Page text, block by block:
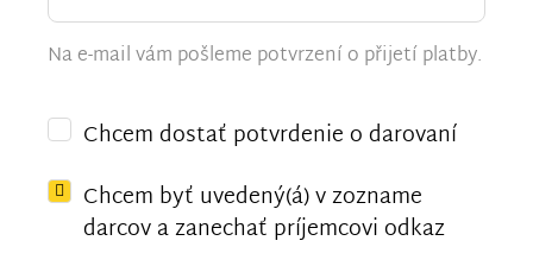
Na e-mail vám pošleme potvrzení o přijetí platby.
Chcem dostať potvrdenie o darovaní
Chcem byť uvedený(á) v zozname
darcov a zanechať príjemcovi odkaz